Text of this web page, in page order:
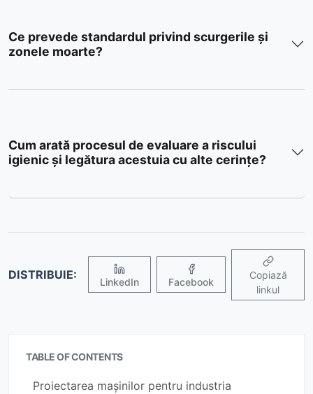
Ce prevede standardul privind scurgerile și
zonele moarte?
Cum arată procesul de evaluare a riscului
igienic și legătura acestuia cu alte cerințe?
DISTRIBUIE:
LinkedIn Facebook
Copiază
linkul
TABLE OF CONTENTS
Proiectarea mașinilor pentru industria